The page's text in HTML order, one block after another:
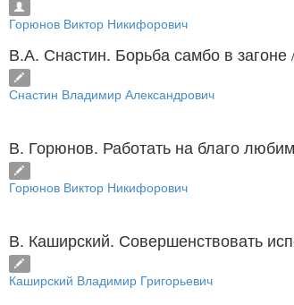
Горюнов Виктор Никифорович
В.А. Снастин. Борьба самбо в загоне
Снастин Владимир Александрович
В. Горюнов. Работать на благо
Горюнов Виктор Никифорович
В. Каширский. Совершенствовать
Каширский Владимир Григорьевич